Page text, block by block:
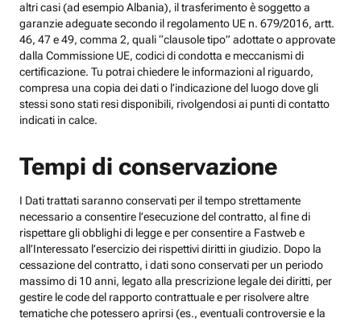
altri casi (ad esempio Albania), il trasferimento è soggetto a
garanzie adeguate secondo il regolamento UE n. 679/2016, artt.
46, 47 e 49, comma 2, quali “clausole tipo” adottate o approvate
dalla Commissione UE, codici di condotta e meccanismi di
certificazione. Tu potrai chiedere le informazioni al riguardo,
compresa una copia dei dati o l’indicazione del luogo dove gli
stessi sono stati resi disponibili, rivolgendosi ai punti di contatto
indicati in calce.
Tempi di conservazione
I Dati trattati saranno conservati per il tempo strettamente
necessario a consentire l’esecuzione del contratto, al fine di
rispettare gli obblighi di legge e per consentire a Fastweb e
all’Interessato l’esercizio dei rispettivi diritti in giudizio. Dopo la
cessazione del contratto, i dati sono conservati per un periodo
massimo di 10 anni, legato alla prescrizione legale dei diritti, per
gestire le code del rapporto contrattuale e per risolvere altre
tematiche che potessero aprirsi (es., eventuali controversie e la